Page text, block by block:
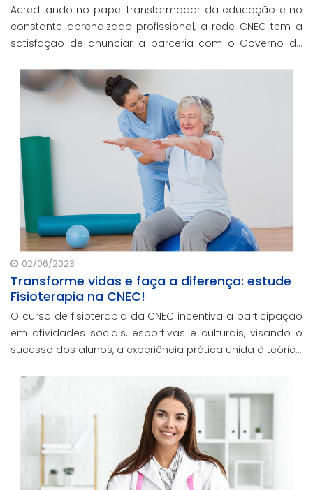
Acreditando no papel transformador da educação e no
constante aprendizado profissional, a rede CNEC tem a
satisfação de anunciar a parceria com o Governo de
Futuro – Educadores.
02/06/2023
Transforme vidas e faça a diferença: estude
Fisioterapia na CNEC!
O curso de fisioterapia da CNEC incentiva a participação
em atividades sociais, esportivas e culturais, visando o
sucesso dos alunos, a experiência prática unida à teórica